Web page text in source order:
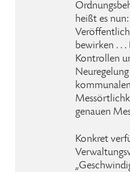
heißt es
bewirken . .
Kontrollen
genauen
Konkret